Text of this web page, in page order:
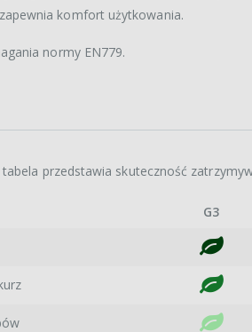
komfort użytkowania.
normy EN779.
tabela przedstawia skuteczność
G3